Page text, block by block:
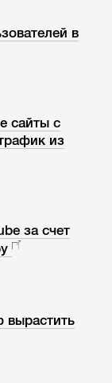
в
сайты с
из
за счет
вырастить